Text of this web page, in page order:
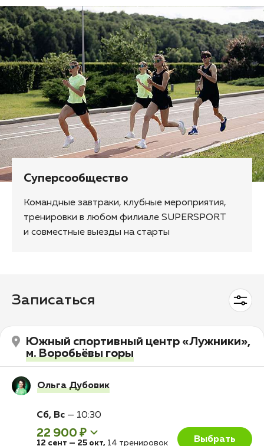
Суперсообщество
Командные завтраки, клубные мероприятия,
тренировки в любом филиале SUPERSPORT
и совместные выезды на старты
Записаться
Южный спортивный центр «Лужники»,
м. Воробьёвы горы
Ольга Дубовик
Сб, Вс — 10:30
22 900 ₽
12 сент — 25 окт, 14 тренировок Выбрать